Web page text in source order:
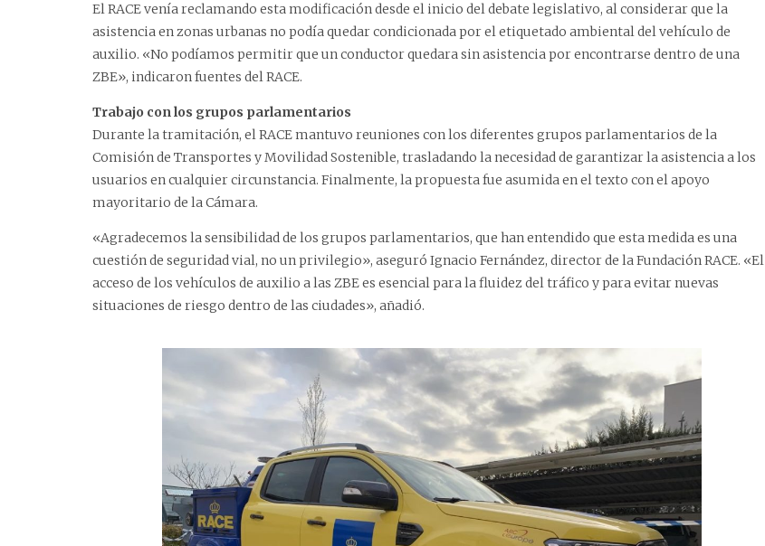
El RACE venía reclamando esta modificación desde el inicio del debate legislativo, al considerar que la
asistencia en zonas urbanas no podía quedar condicionada por el etiquetado ambiental del vehículo de
auxilio. «No podíamos permitir que un conductor quedara sin asistencia por encontrarse dentro de una
ZBE», indicaron fuentes del RACE.
Trabajo con los grupos parlamentarios
Durante la tramitación, el RACE mantuvo reuniones con los diferentes grupos parlamentarios de la
Comisión de Transportes y Movilidad Sostenible, trasladando la necesidad de garantizar la asistencia a los
usuarios en cualquier circunstancia. Finalmente, la propuesta fue asumida en el texto con el apoyo
mayoritario de la Cámara.
«Agradecemos la sensibilidad de los grupos parlamentarios, que han entendido que esta medida es una
cuestión de seguridad vial, no un privilegio», aseguró Ignacio Fernández, director de la Fundación RACE. «El
acceso de los vehículos de auxilio a las ZBE es esencial para la fluidez del tráfico y para evitar nuevas
situaciones de riesgo dentro de las ciudades», añadió.